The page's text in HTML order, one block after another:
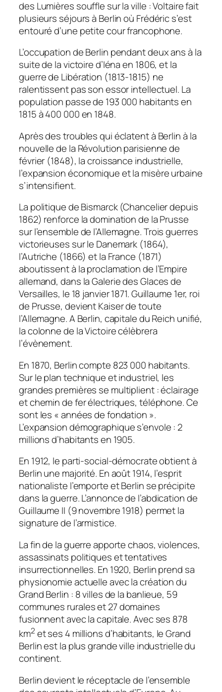
des Lumières souffle sur la ville : Voltaire fait
plusieurs séjours à Berlin où Frédéric s’est
entouré d’une petite cour francophone.
L’occupation de Berlin pendant deux ans à la
suite de la victoire d’Iéna en 1806, et la
guerre de Libération (1813-1815) ne
ralentissent pas son essor intellectuel. La
population passe de 193 000 habitants en
1815 à 400 000 en 1848.
Après des troubles qui éclatent à Berlin à la
nouvelle de la Révolution parisienne de
février (1848), la croissance industrielle,
l’expansion économique et la misère urbaine
s’intensifient.
La politique de Bismarck (Chancelier depuis
1862) renforce la domination de la Prusse
sur l’ensemble de l’Allemagne. Trois guerres
victorieuses sur le Danemark (1864),
l’Autriche (1866) et la France (1871)
aboutissent à la proclamation de l’Empire
allemand, dans la Galerie des Glaces de
Versailles, le 18 janvier 1871. Guillaume 1er, roi
de Prusse, devient Kaiser de toute
l’Allemagne. A Berlin, capitale du Reich unifié,
la colonne de la Victoire célèbrera
l’évènement.
En 1870, Berlin compte 823 000 habitants.
Sur le plan technique et industriel, les
grandes premières se multiplient : éclairage
et chemin de fer électriques, téléphone. Ce
sont les « années de fondation ».
L’expansion démographique s’envole : 2
millions d’habitants en 1905.
En 1912, le parti-social-démocrate obtient à
Berlin une majorité. En août 1914, l’esprit
nationaliste l’emporte et Berlin se précipite
dans la guerre. L’annonce de l’abdication de
Guillaume II (9 novembre 1918) permet la
signature de l’armistice.
La fin de la guerre apporte chaos, violences,
assassinats politiques et tentatives
insurrectionnelles. En 1920, Berlin prend sa
physionomie actuelle avec la création du
Grand Berlin : 8 villes de la banlieue, 59
communes rurales et 27 domaines
fusionnent avec la capitale. Avec ses 878
km2 et ses 4 millions d’habitants, le Grand
Berlin est la plus grande ville industrielle du
continent.
Berlin devient le réceptacle de l’ensemble